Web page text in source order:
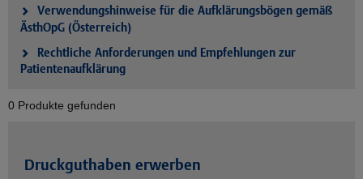
Verwendungshinweise für die Aufklärungsbögen gemäß
ÄsthOpG (Österreich)
Rechtliche Anforderungen und Empfehlungen zur
Patientenaufklärung
0 Produkte gefunden
Druckguthaben erwerben